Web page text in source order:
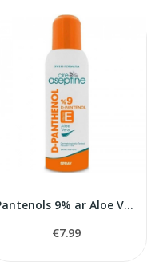
Pantenols 9% ar Aloe Vera un vitaminiem 200ml
€7.99